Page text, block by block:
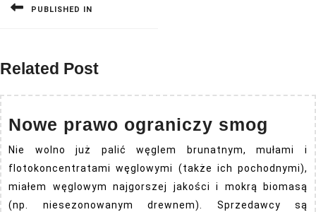
PUBLISHED IN
Related Post
Nowe prawo ograniczy smog Nowe
smog
Nie wolno już palić węglem brunatnym, mułami i
flotokoncentratami węglowymi (także ich pochodnymi),
miałem węglowym najgorszej jakości i mokrą biomasą
(np. niesezonowanym drewnem). Sprzedawcy są